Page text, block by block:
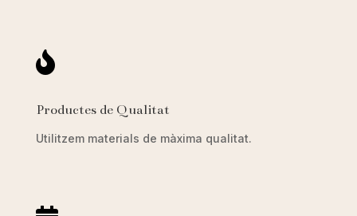

Productes de Qualitat
Utilitzem materials de màxima qualitat.